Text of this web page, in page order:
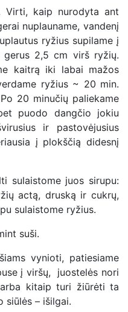
Virti, kaip nurodyta ant
nuplauname, vandenį
ryžius supilame į
gerus 2,5 cm virš ryžių.
kaitrą iki labai mažos
ryžius ~ 20 min.
20 minučių paliekame
puodo dangčio jokiu
ir pastovėjusius
į plokščią didesnį
sulaistome juos sirupu:
actą, druską ir cukrų,
sulaistome ryžius.
suši.
vynioti, patiesiame
į viršų, juostelės nori
kitaip turi žiūrėti ta
siūlės – išilgai.